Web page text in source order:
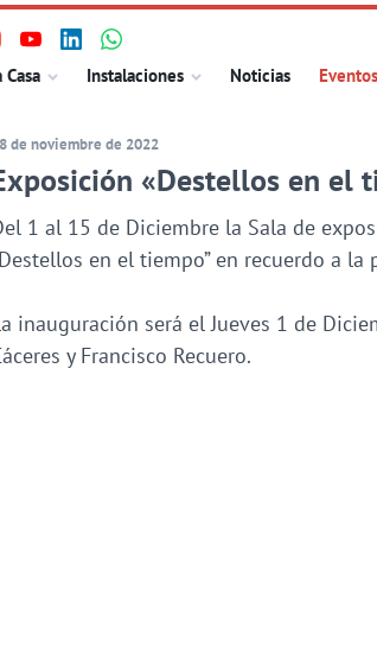
Visita
nuestro
en
Youtube
Visita
nuestro
en
Linkedin
Visita
nuestro
en
WhatsApp
Casa Instalaciones Noticias Eventos
de noviembre de 2022
«Destellos en el
1 al 15 de Diciembre la Sala de
en el tiempo” en recuerdo a
inauguración será el Jueves 1 de
y Francisco Recuero.